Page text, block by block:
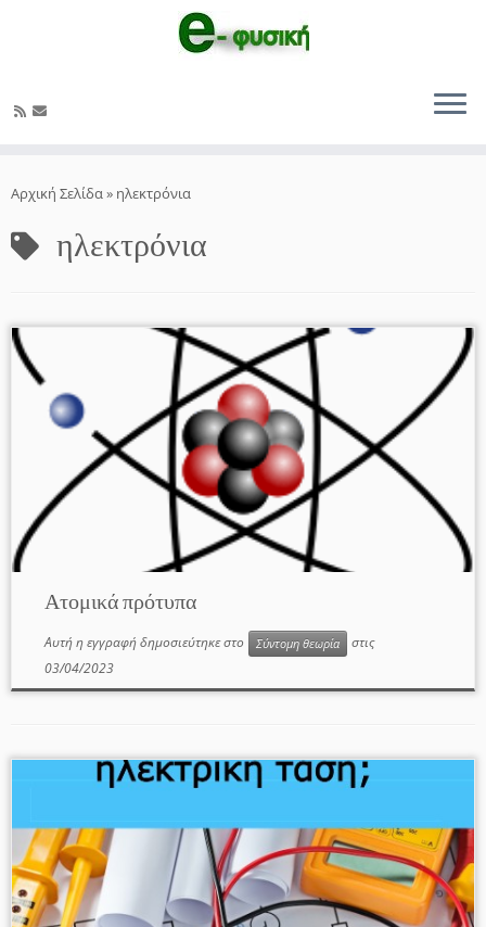
στο
Αρχική Σελίδα» ηλεκτρόνια
ηλεκτρόνια
Ατομικά πρότυπα
Αυτή η εγγραφή δημοσιεύτηκε στο Σύντομη θεωρία
στις
03/04/2023